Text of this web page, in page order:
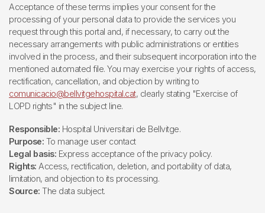
Acceptance of these terms implies your consent for the
processing of your personal data to provide the services you
request through this portal and, if necessary, to carry out the
necessary arrangements with public administrations or entities
involved in the process, and their subsequent incorporation into the
mentioned automated file. You may exercise your rights of access,
rectification, cancellation, and objection by writing to
comunicacio@bellvitgehospital.cat, clearly stating "Exercise of
LOPD rights" in the subject line.
Responsible: Hospital Universitari de Bellvitge.
Purpose: To manage user contact
Legal basis: Express acceptance of the privacy policy.
Rights: Access, rectification, deletion, and portability of data,
limitation, and objection to its processing.
Source: The data subject.